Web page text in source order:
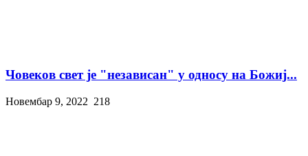
Човеков свет је "независан" у односу на Божиј...
Новембар 9, 2022 218